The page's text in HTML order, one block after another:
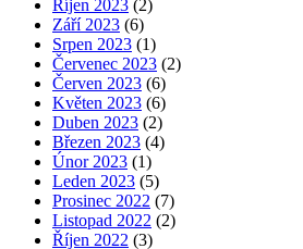
Říjen 2023 (2)
Září 2023 (6)
Srpen 2023 (1)
Červenec 2023 (2)
Červen 2023 (6)
Květen 2023 (6)
Duben 2023 (2)
Březen 2023 (4)
Únor 2023 (1)
Leden 2023 (5)
Prosinec 2022 (7)
Listopad 2022 (2)
Říjen 2022 (3)